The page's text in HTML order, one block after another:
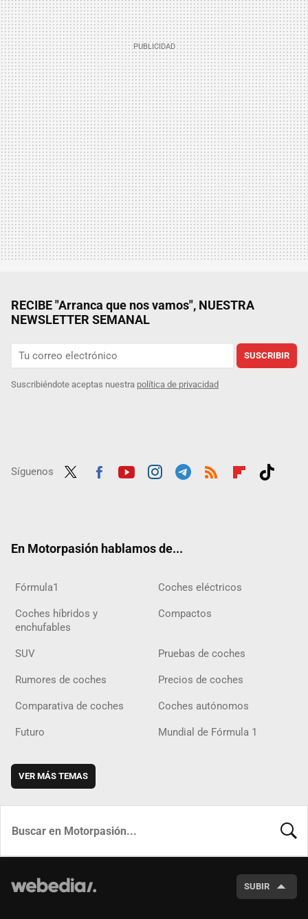
RECIBE "Arranca que nos vamos", NUESTRA
NEWSLETTER SEMANAL
SUSCRIBIR
Suscribiéndote aceptas nuestra política de privacidad
Síguenos
En Motorpasión hablamos de...
Fórmula1 Coches eléctricos
Coches híbridos y
enchufables
Compactos
SUV Pruebas de coches
Rumores de coches Precios de coches
Comparativa de coches Coches autónomos
Futuro Mundial de Fórmula 1
VER MÁS TEMAS
SUBIR